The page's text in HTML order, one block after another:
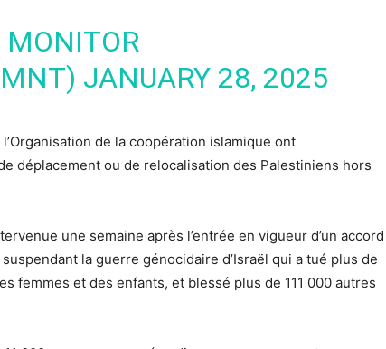
JANUARY 28, 2025
de la coopération islamique ont
déplacement ou de relocalisation des Palestiniens hors
une semaine après l’entrée en vigueur d’un accord
la guerre génocidaire d’Israël qui a tué plus de
femmes et des enfants, et blessé plus de 111 000 autres